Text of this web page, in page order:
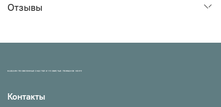
Отзывы
МАГАЗИН ПРОВЕРЕННЫХ СНАСТЕЙ И УЛОВИСТЫХ ПРИМАНОК НХНЧ!
Контакты